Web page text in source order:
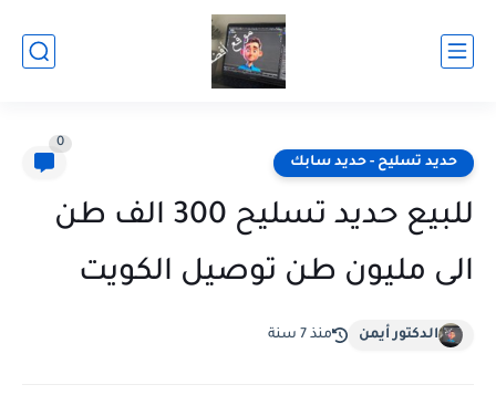
حديد تسليح - حديد سابك
0
للبيع حديد تسليح 300 الف طن
الى مليون طن توصيل الكويت
الدكتور أيمن منذ 7 سنة